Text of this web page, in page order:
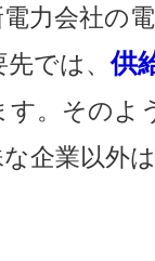
力会社の
先では、供
。そのよ
企業以外